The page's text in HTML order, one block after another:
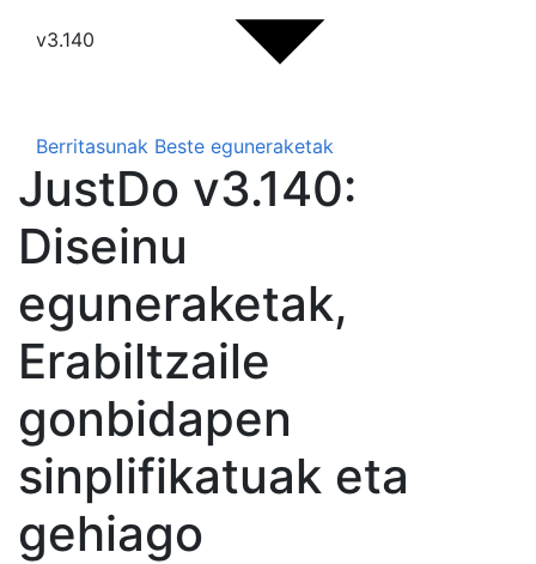
v3.140
Berritasunak Beste eguneraketak
JustDo v3.140:
Diseinu
eguneraketak,
Erabiltzaile
gonbidapen
sinplifikatuak eta
gehiago